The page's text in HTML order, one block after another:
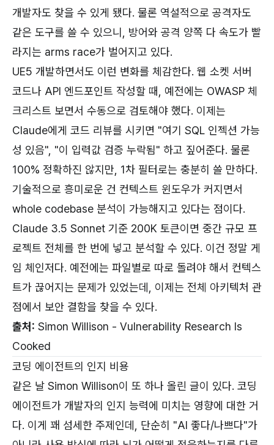
개발자도 찾을 수 있게 됐다. 물론 역설적으로 공격자도
같은 도구를 쓸 수 있으니, 방어와 공격 양쪽 다 속도가 빨
라지는 arms race가 벌어지고 있다.
UE5 개발하면서도 이런 변화를 체감한다. 웹 소켓 서버
코드나 API 엔드포인트 작성할 때, 예전에는 OWASP 체
크리스트 보면서 수동으로 검토해야 했다. 이제는
Claude에게 코드 리뷰를 시키면 "여기 SQL 인젝션 가능
성 있음", "이 입력값 검증 누락됨" 하고 짚어준다. 물론
100% 정확하진 않지만, 1차 필터로는 충분히 쓸 만하다.
기술적으로 흥미로운 건 컨텍스트 윈도우가 커지면서
whole codebase 분석이 가능해지고 있다는 점이다.
Claude 3.5 Sonnet 기준 200K 토큰이면 중간 규모 프
로젝트 전체를 한 번에 넣고 분석할 수 있다. 이건 정말 게
임 체인저다. 예전에는 파일별로 따로 돌려야 해서 컨텍스
트가 끊어지는 문제가 있었는데, 이제는 전체 아키텍처 관
점에서 보안 결함을 찾을 수 있다.
출처: Simon Willison - Vulnerability Research Is
Cooked
코딩 에이전트의 인지 비용
같은 날 Simon Willison이 또 하나 올린 글이 있다. 코딩
에이전트가 개발자의 인지 능력에 미치는 영향에 대한 거
다. 이게 꽤 섬세한 주제인데, 단순히 "AI 좋다/나쁘다"가